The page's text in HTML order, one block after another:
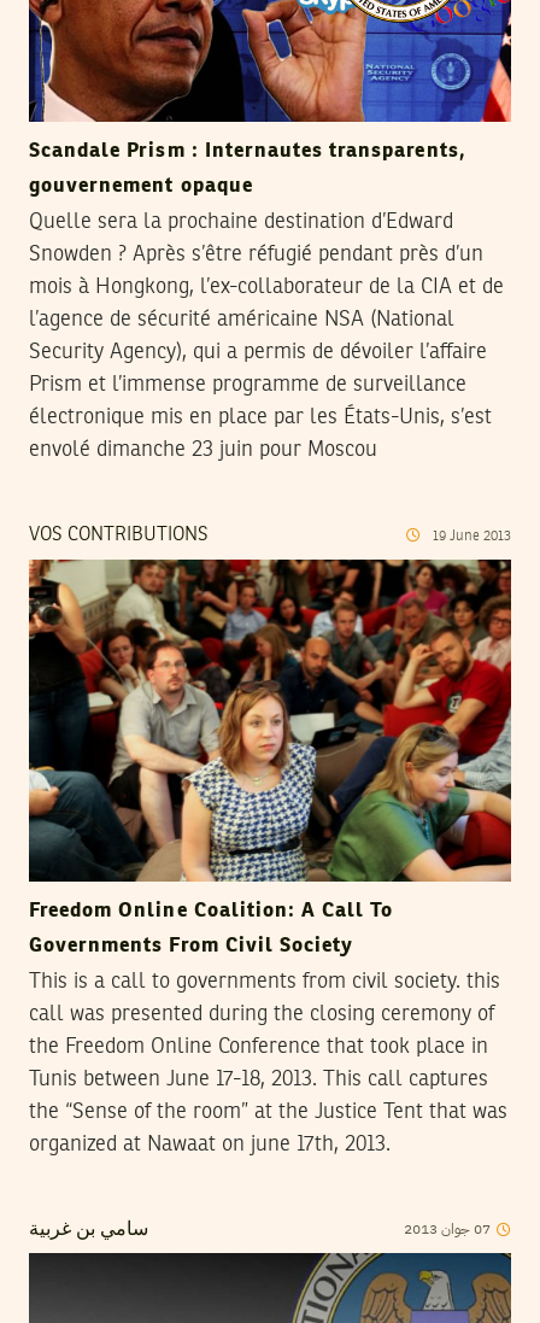
Scandale Prism : Internautes transparents,
gouvernement opaque
Quelle sera la prochaine destination d’Edward
Snowden ? Après s’être réfugié pendant près d’un
mois à Hongkong, l’ex-collaborateur de la CIA et de
l’agence de sécurité américaine NSA (National
Security Agency), qui a permis de dévoiler l’affaire
Prism et l’immense programme de surveillance
électronique mis en place par les États-Unis, s’est
envolé dimanche 23 juin pour Moscou
VOS CONTRIBUTIONS 19 June 2013
Freedom Online Coalition: A Call To
Governments From Civil Society
This is a call to governments from civil society. this
call was presented during the closing ceremony of
the Freedom Online Conference that took place in
Tunis between June 17-18, 2013. This call captures
the “Sense of the room” at the Justice Tent that was
organized at Nawaat on june 17th, 2013.
سامي بن غربية 07جوان 2013